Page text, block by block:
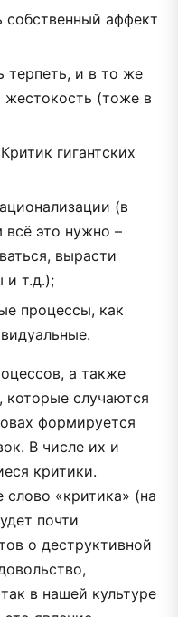
собственный аффект
терпеть, и в то же
жестокость (тоже в
гигантских
(в
всё это нужно –
вырасти
и т.д.);
процессы, как
а также
которые случаются
формируется
В числе их и
критики.
слово «критика» (на
почти
о деструктивной
в нашей культуре